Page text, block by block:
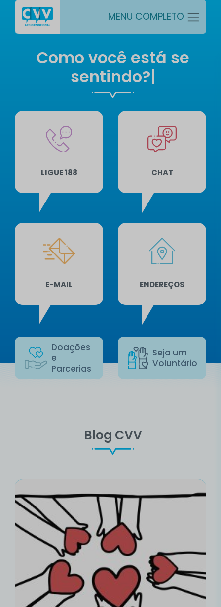
MENU COMPLETO
Como você está se
sentindo?|
LIGUE 188 CHAT
E-MAIL ENDEREÇOS
Doações
e
Parcerias
Seja um
Voluntário
Blog CVV